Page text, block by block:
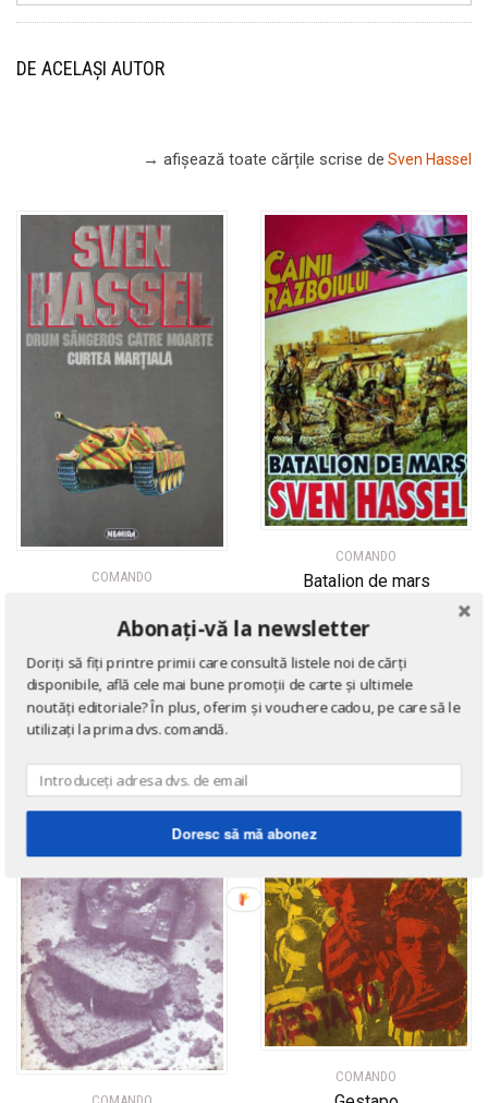
DE ACELAȘI AUTOR
→ afișează toate cărțile scrise de Sven Hassel
COMANDO
(Drum sangeros catre
moarte + Curtea martiala)
de Sven Hassel
COMANDO
Batalion de mars
COMANDO
Abonați-vă la newsletter
Doriți să fiți printre primii care consultă listele noi de cărți
disponibile, află cele mai bune promoții de carte și ultimele
noutăți editoriale? În plus, oferim și vouchere cadou, pe care să le
utilizați la prima dvs. comandă.
Doresc să mă abonez